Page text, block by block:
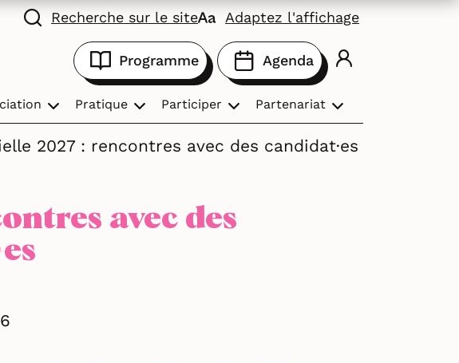
Recherche sur le site Adaptez l'affichage
Pratique Participer Partenariat
Programme Agenda
2027 : rencontres avec des candidat·es
avec des